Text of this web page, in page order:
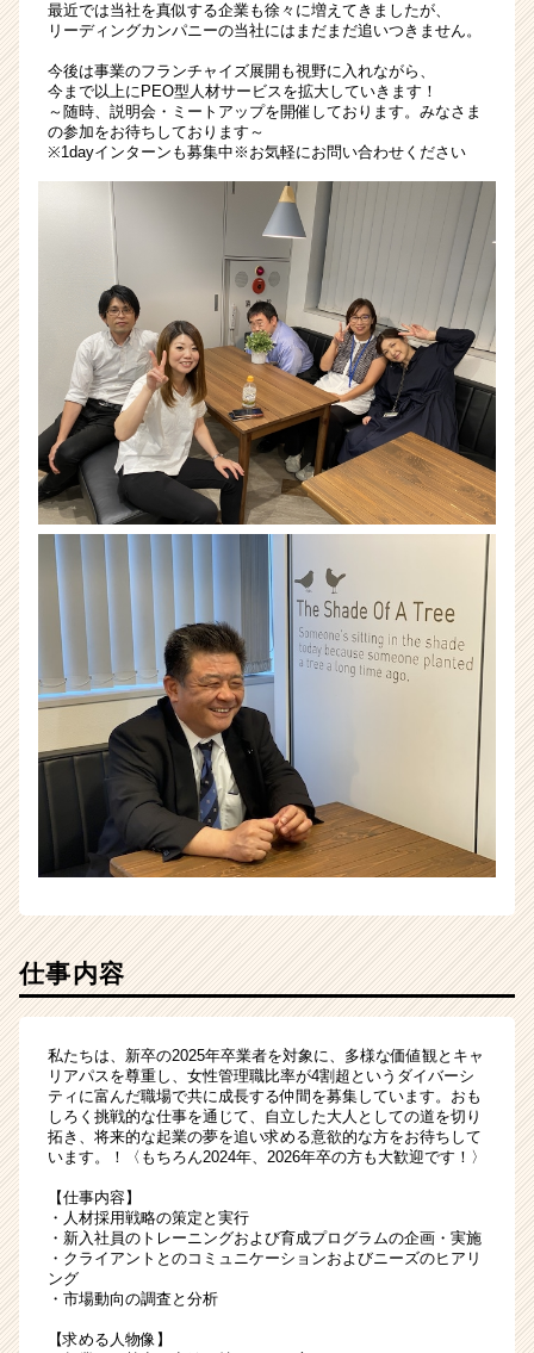
ト
が
届
く
就
活
サ
リ
ア
（CheerCareer）
最近では当社を真似する企業も徐々に増えてきましたが、
リーディングカンパニーの当社にはまだまだ追いつきません。
今後は事業のフランチャイズ展開も視野に入れながら、
今まで以上にPEO型人材サービスを拡大していきます！
～随時、説明会・ミートアップを開催しております。みなさま
の参加をお待ちしております～
※1dayインターンも募集中※お気軽にお問い合わせください
仕事内容
私たちは、新卒の2025年卒業者を対象に、多様な価値観とキャ
リアパスを尊重し、女性管理職比率が4割超というダイバーシ
ティに富んだ職場で共に成長する仲間を募集しています。おも
しろく挑戦的な仕事を通じて、自立した大人としての道を切り
拓き、将来的な起業の夢を追い求める意欲的な方をお待ちして
います。！〈もちろん2024年、2026年卒の方も大歓迎です！〉
【仕事内容】
・人材採用戦略の策定と実行
・新入社員のトレーニングおよび育成プログラムの企画・実施
・クライアントとのコミュニケーションおよびニーズのヒアリ
ング
・市場動向の調査と分析
【求める人物像】